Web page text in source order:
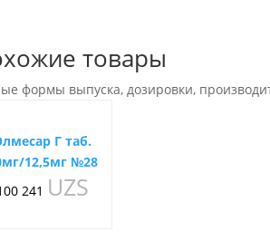
товары
формы выпуска, дозировки,
Г таб.
12,5мг №28
241 UZS